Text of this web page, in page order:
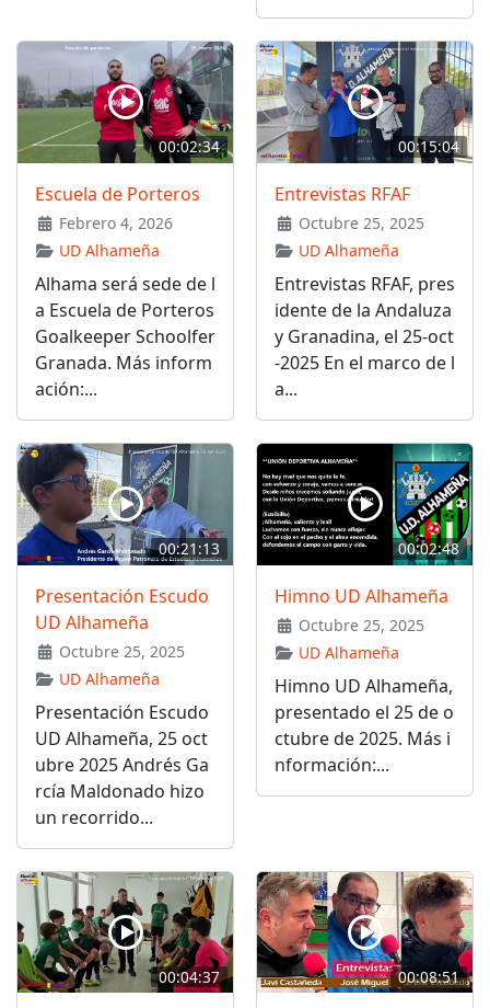
00:02:34
Escuela de Porteros
Febrero 4, 2026
UD Alhameña
Alhama será sede de l
a Escuela de Porteros
Goalkeeper Schoolfer
Granada. Más inform
ación:...
00:15:04
Entrevistas RFAF
Octubre 25, 2025
UD Alhameña
Entrevistas RFAF, pres
idente de la Andaluza
y Granadina, el 25-oct
-2025 En el marco de l
a...
00:21:13
Presentación Escudo
UD Alhameña
Octubre 25, 2025
UD Alhameña
Presentación Escudo
UD Alhameña, 25 oct
ubre 2025 Andrés Ga
rcía Maldonado hizo
un recorrido...
00:02:48
Himno UD Alhameña
Octubre 25, 2025
UD Alhameña
Himno UD Alhameña,
presentado el 25 de o
ctubre de 2025. Más i
nformación:...
00:04:37 00:08:51